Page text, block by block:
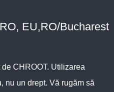
EU,RO/Bucharest
de CHROOT. Utilizarea
nu un drept. Vă rugăm să